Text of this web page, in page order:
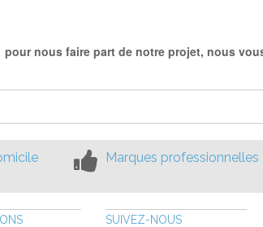
nous faire part de notre projet, nous
Marques professionnelles
SUIVEZ-NOUS